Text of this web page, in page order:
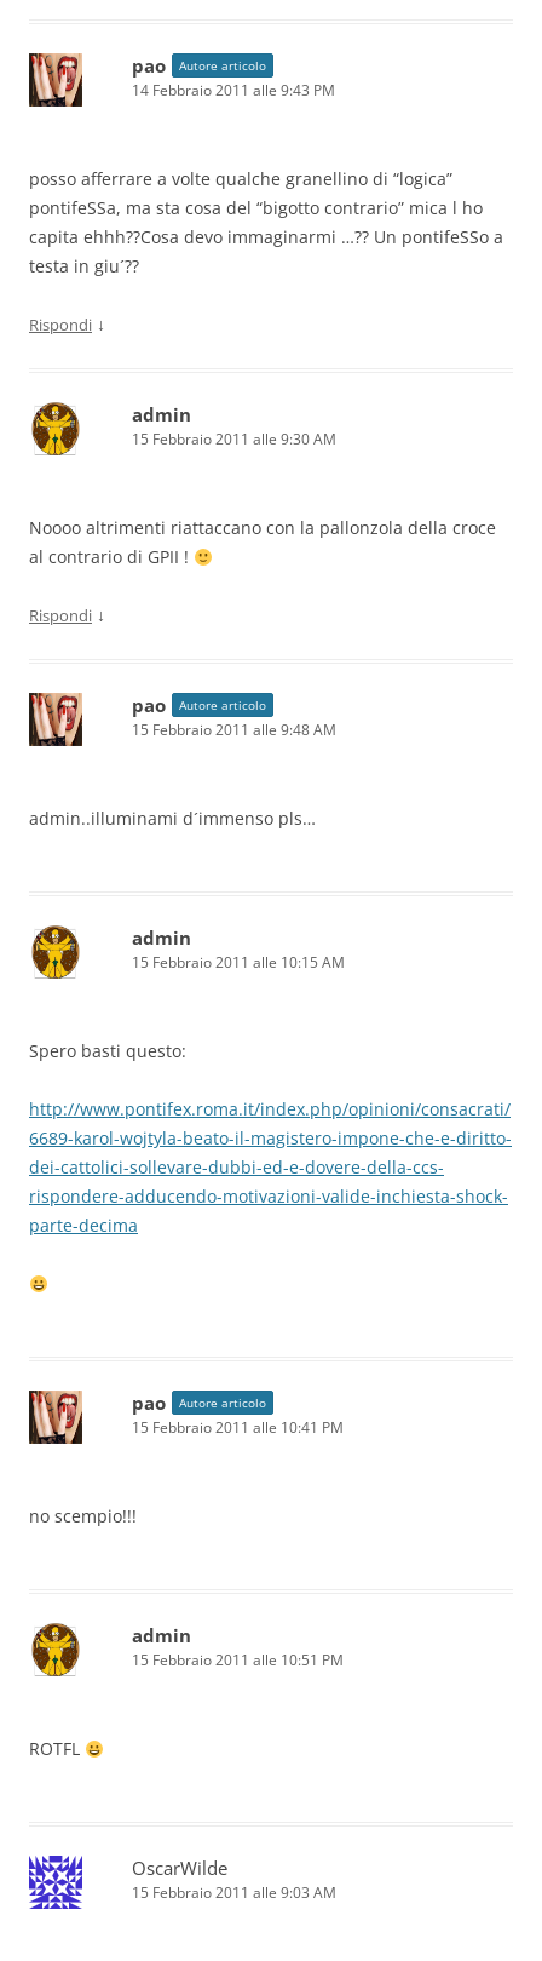
pao Autore articolo
14 Febbraio 2011 alle 9:43 PM
posso afferrare a volte qualche granellino di “logica”
pontifeSSa, ma sta cosa del “bigotto contrario” mica l ho
capita ehhh??Cosa devo immaginarmi …?? Un pontifeSSo a
testa in giu´??
Rispondi ↓
admin
15 Febbraio 2011 alle 9:30 AM
Noooo altrimenti riattaccano con la pallonzola della croce
al contrario di GPII !
Rispondi ↓
pao Autore articolo
15 Febbraio 2011 alle 9:48 AM
admin..illuminami d´immenso pls…
admin
15 Febbraio 2011 alle 10:15 AM
Spero basti questo:
http://www.pontifex.roma.it/index.php/opinioni/consacrati/
6689-karol-wojtyla-beato-il-magistero-impone-che-e-diritto-
dei-cattolici-sollevare-dubbi-ed-e-dovere-della-ccs-
rispondere-adducendo-motivazioni-valide-inchiesta-shock-
parte-decima
pao Autore articolo
15 Febbraio 2011 alle 10:41 PM
no scempio!!!
admin
15 Febbraio 2011 alle 10:51 PM
ROTFL
OscarWilde
15 Febbraio 2011 alle 9:03 AM